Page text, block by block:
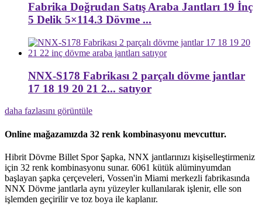
Fabrika Doğrudan Satış Araba Jantları 19 İnç
5 Delik 5×114.3 Dövme ...
NNX-S178 Fabrikası 2 parçalı dövme jantlar
17 18 19 20 21 2... satıyor
daha fazlasını görüntüle
Online mağazamızda 32 renk kombinasyonu mevcuttur.
Hibrit Dövme Billet Spor Şapka, NNX jantlarınızı kişiselleştirmeniz
için 32 renk kombinasyonu sunar. 6061 kütük alüminyumdan
başlayan şapka çerçeveleri, Vossen'in Miami merkezli fabrikasında
NNX Dövme jantlarla aynı yüzeyler kullanılarak işlenir, elle son
işlemden geçirilir ve toz boya ile kaplanır.